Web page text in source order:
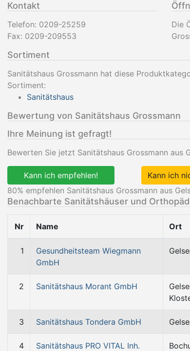
Kontakt
Telefon: 0209-25259
Fax: 0209-209553
Die
Sortiment
Sanitätshaus Grossmann hat diese
Sortiment:
Sanitätshaus
Bewertung von Sanitätshaus Grossmann
Ihre Meinung ist gefragt!
Bewerten Sie jetzt Sanitätshaus Grossmann aus
Kann ich empfehlen!
Kann ich
80% empfehlen Sanitätshaus Grossmann aus
Benachbarte Sanitätshäuser und
Nr Name Ort
1
Gesundheitsteam Wiegmann
GmbH
2 Sanitätshaus Morant GmbH
3 Sanitätshaus Tondera GmbH
4
Sanitätshaus PRO VITAL Inh.